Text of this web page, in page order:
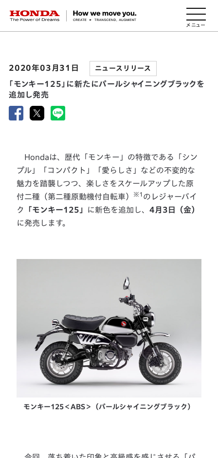
HONDA The Power of Dreams
2020年03月31日 ニュースリリース
「モンキー125」に新たにパールシャイニングブラックを
追加し発売
Hondaは、歴代「モンキー」の特徴である「シン
プル」「コンパクト」「愛らしさ」などの不変的な
魅力を踏襲しつつ、楽しさをスケールアップした原
付二種（第二種原動機付自転車）
※1 のレジャーバイ
ク
「モンキー125」 に新色を追加し、4月3日（金）
に発売します。
モンキー125＜ABS＞（パールシャイニングブラック）